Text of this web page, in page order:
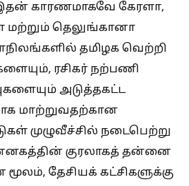
காரணமாகவே கேரளா,
மற்றும் தெலுங்கானா
தமிழக வெற்றி
ரசிகர் நற்பணி
அடுத்தகட்ட
மாற்றுவதற்கான
முழுவீச்சில் நடைபெற்று
குரலாகத் தன்னை
தேசியக் கட்சிகளுக்கு